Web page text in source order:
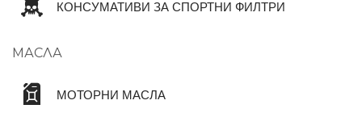
КОНСУМАТИВИ ЗА СПОРТНИ ФИЛТРИ
МАСЛА
МОТОРНИ МАСЛА